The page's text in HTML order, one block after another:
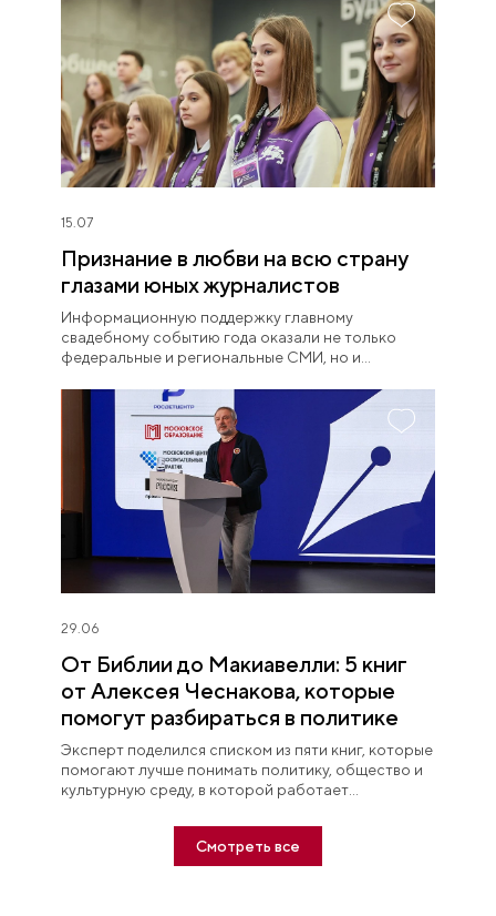
15.07
Признание в любви на всю страну
глазами юных журналистов
Информационную поддержку главному
свадебному событию года оказали не только
федеральные и региональные СМИ, но и
«Россия».
29.06
От Библии до Макиавелли: 5 книг
от Алексея Чеснакова, которые
помогут разбираться в политике
Эксперт поделился списком из пяти книг, которые
помогают лучше понимать политику, общество и
культурную среду, в которой работает
Смотреть все